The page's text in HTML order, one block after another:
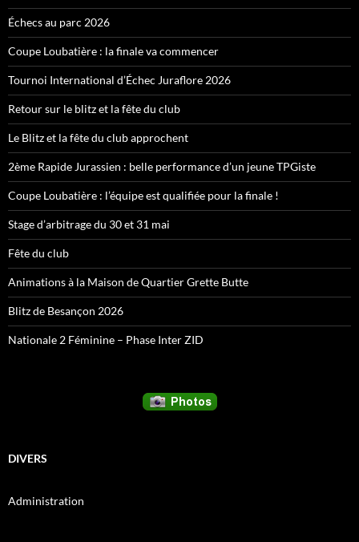
Échecs au parc 2026
Coupe Loubatière : la finale va commencer
Tournoi International d’Échec Juraflore 2026
Retour sur le blitz et la fête du club
Le Blitz et la fête du club approchent
2ème Rapide Jurassien : belle performance d’un jeune TPGiste
Coupe Loubatière : l’équipe est qualifiée pour la finale !
Stage d’arbitrage du 30 et 31 mai
Fête du club
Animations à la Maison de Quartier Grette Butte
Blitz de Besançon 2026
Nationale 2 Féminine – Phase Inter ZID
DIVERS
Administration